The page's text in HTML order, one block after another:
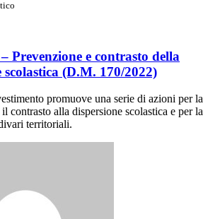
Prevenzione e contrasto della
scolastica (D.M. 170/2022)
promuove una serie di azioni per la
contrasto alla dispersione scolastica e per la
territoriali.